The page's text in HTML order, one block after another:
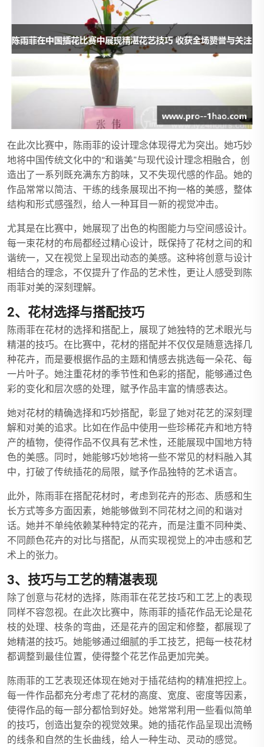
在此次比赛中，陈雨菲的设计理念体现得尤为突出。她巧妙
地将中国传统文化中的“和谐美”与现代设计理念相融合，创
造出了一系列既充满东方韵味，又不失现代感的作品。她的
作品常常以简洁、干练的线条展现出不拘一格的美感，整体
结构和形式感强烈，给人一种耳目一新的视觉冲击。
尤其是在比赛中，她展现了出色的构图能力与空间感设计。
每一束花材的布局都经过精心设计，既保持了花材之间的和
谐统一，又在视觉上呈现出动态的美感。这种将创意与设计
相结合的理念，不仅提升了作品的艺术性，更让人感受到陈
雨菲对美的深刻理解。
2、花材选择与搭配技巧
陈雨菲在花材的选择和搭配上，展现了她独特的艺术眼光与
精湛的技巧。在比赛中，花材的搭配并不仅仅是随意选择几
种花卉，而是要根据作品的主题和情感去挑选每一朵花、每
一片叶子。她注重花材的季节性和色彩的搭配，能够通过色
彩的变化和层次感的处理，赋予作品丰富的情感表达。
她对花材的精确选择和巧妙搭配，彰显了她对花艺的深刻理
解和对美的追求。比如在作品中使用一些珍稀花卉和地方特
产的植物，使得作品不仅具有艺术性，还能展现中国地方特
色的美感。同时，她能够巧妙地将一些不常见的材料融入其
中，打破了传统插花的局限，赋予作品独特的艺术语言。
此外，陈雨菲在搭配花材时，考虑到花卉的形态、质感和生
长方式等多方面因素，她能够做到不同花材之间的和谐对
话。她并不单纯依赖某种特定的花卉，而是注重不同种类、
不同颜色花卉的对比与搭配，从而实现视觉上的冲击感和艺
术上的张力。
3、技巧与工艺的精湛表现
除了创意与花材的选择，陈雨菲在花艺技巧和工艺上的表现
同样不容忽视。在此次比赛中，陈雨菲的插花作品无论是花
枝的处理、枝条的弯曲，还是花卉的固定和修整，都展现了
她精湛的技巧。她能够通过细腻的手工技艺，把每一枝花材
都调整到最佳位置，使得整个花艺作品更加完美。
陈雨菲的工艺表现还体现在她对于插花结构的精准把控上。
每一件作品都充分考虑了花材的高度、宽度、密度等因素，
使得作品的每一部分都恰到好处。她常常利用一些看似简单
的技巧，创造出复杂的视觉效果。她的插花作品呈现出流畅
的线条和自然的生长曲线，给人一种生动、灵动的感觉。